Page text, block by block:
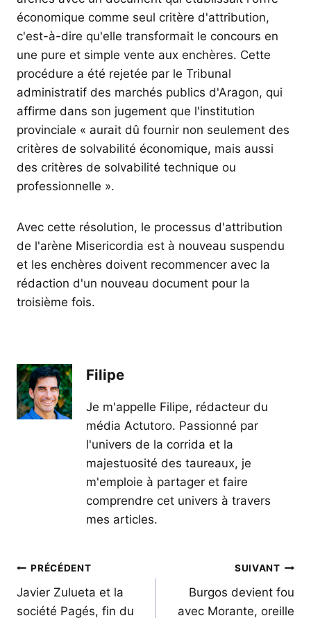
économique comme seul critère d'attribution,
c'est-à-dire qu'elle transformait le concours en
une pure et simple vente aux enchères. Cette
procédure a été rejetée par le Tribunal
administratif des marchés publics d'Aragon, qui
affirme dans son jugement que l'institution
provinciale « aurait dû fournir non seulement des
critères de solvabilité économique, mais aussi
des critères de solvabilité technique ou
professionnelle ».
Avec cette résolution, le processus d'attribution
de l'arène Misericordia est à nouveau suspendu
et les enchères doivent recommencer avec la
rédaction d'un nouveau document pour la
troisième fois.
Filipe
Je m'appelle Filipe, rédacteur du
média Actutoro. Passionné par
l'univers de la corrida et la
majestuosité des taureaux, je
m'emploie à partager et faire
comprendre cet univers à travers
mes articles.
Navigation
de
PRÉCÉDENT
Javier Zulueta et la
société Pagés, fin du
SUIVANT
Burgos devient fou
avec Morante, oreille